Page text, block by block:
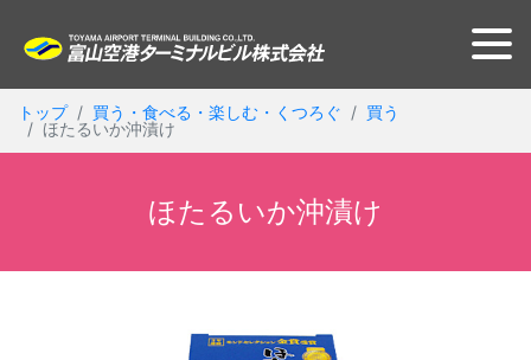
トップ 買う・食べる・楽しむ・くつろぐ
買う
ほたるいか沖漬け
ほたるいか沖漬け